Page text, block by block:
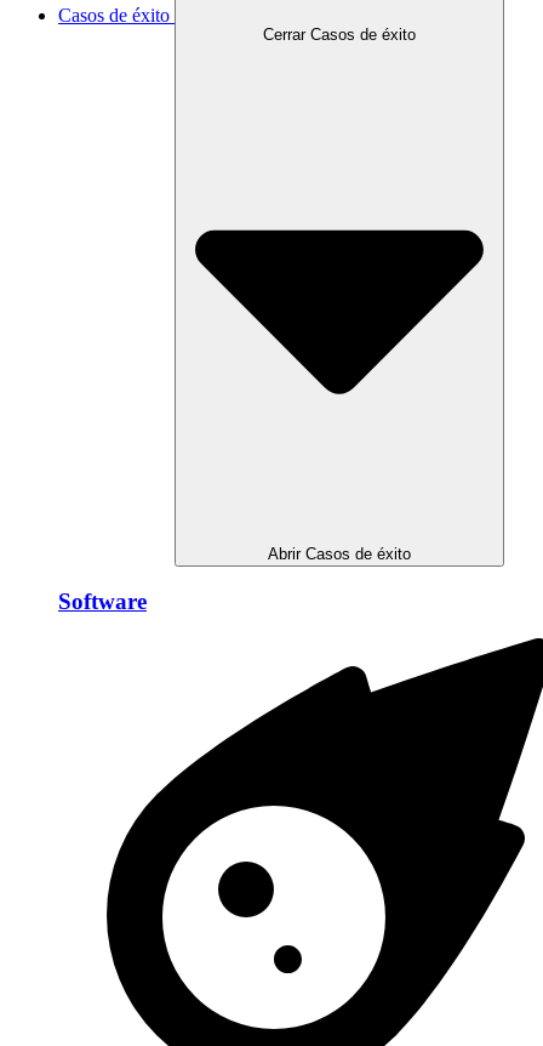
Casos de éxito
Cerrar Casos de éxito
Abrir Casos de éxito
Software